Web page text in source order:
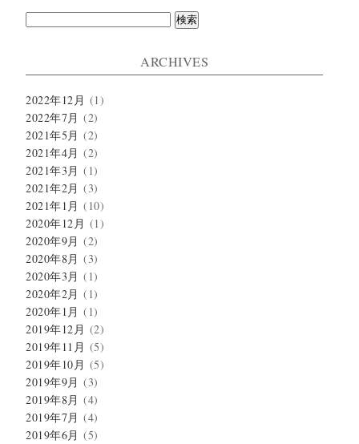
ARCHIVES
2022年12月 (1)
2022年7月 (2)
2021年5月 (2)
2021年4月 (2)
2021年3月 (1)
2021年2月 (3)
2021年1月 (10)
2020年12月 (1)
2020年9月 (2)
2020年8月 (3)
2020年3月 (1)
2020年2月 (1)
2020年1月 (1)
2019年12月 (2)
2019年11月 (5)
2019年10月 (5)
2019年9月 (3)
2019年8月 (4)
2019年7月 (4)
2019年6月 (5)